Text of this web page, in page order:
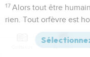
17 Alors tout être
rien. Tout orfèvre est
fonte est une
Ils ne sont que
Versions